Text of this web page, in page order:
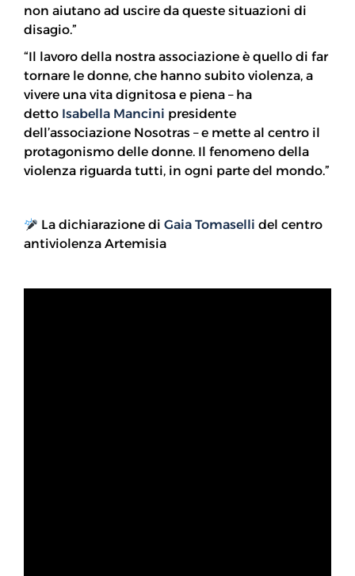
non aiutano ad uscire da queste situazioni di
disagio.”
“Il lavoro della nostra associazione è quello di far
tornare le donne, che hanno subito violenza, a
vivere una vita dignitosa e piena – ha
detto Isabella Mancini presidente
dell’associazione Nosotras – e mette al centro il
protagonismo delle donne. Il fenomeno della
violenza riguarda tutti, in ogni parte del mondo.”
La dichiarazione diGaia Tomasellidel centro
antiviolenza Artemisia